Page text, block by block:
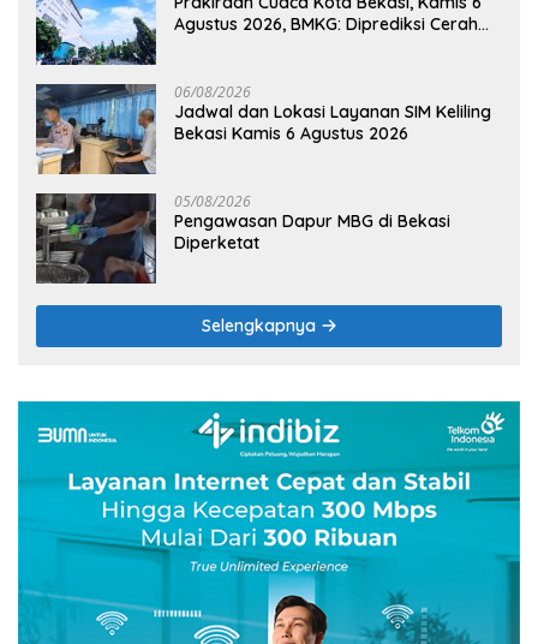
Agustus 2026, BMKG: Diprediksi Cerah
06/08/2026
Jadwal dan Lokasi Layanan SIM Keliling
Bekasi Kamis 6 Agustus 2026
05/08/2026
Pengawasan Dapur MBG di Bekasi
Diperketat
Selengkapnya